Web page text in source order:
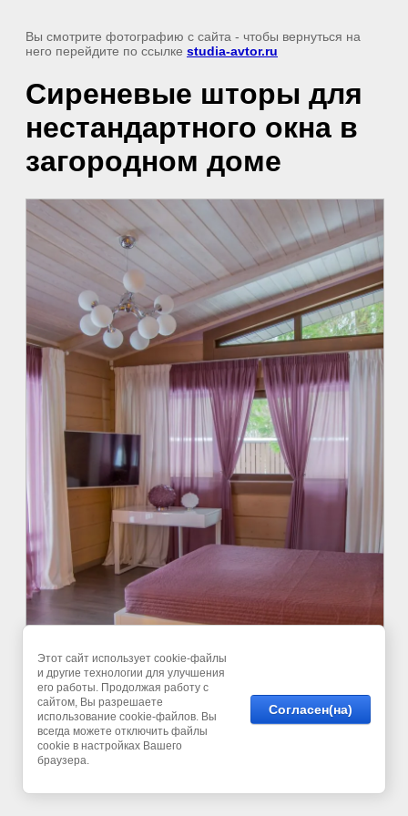
Вы смотрите фотографию с сайта - чтобы вернуться на
него перейдите по ссылке studia-avtor.ru
Сиреневые шторы для
нестандартного окна в
загородном доме
Этот сайт использует cookie-файлы
и другие технологии для улучшения
его работы. Продолжая работу с
сайтом, Вы разрешаете
использование cookie-файлов. Вы
всегда можете отключить файлы
cookie в настройках Вашего
браузера.
Согласен(на)